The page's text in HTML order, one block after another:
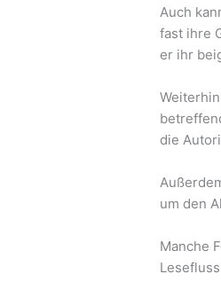
Auch
fast ihre
er ihr
die
um den
Manche